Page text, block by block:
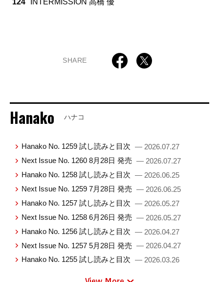
SHARE
Hanako ハナコ
Hanako No. 1259 試し読みと目次 — 2026.07.27
Next Issue No. 1260 8月28日 発売 — 2026.07.27
Hanako No. 1258 試し読みと目次 — 2026.06.25
Next Issue No. 1259 7月28日 発売 — 2026.06.25
Hanako No. 1257 試し読みと目次 — 2026.05.27
Next Issue No. 1258 6月26日 発売 — 2026.05.27
Hanako No. 1256 試し読みと目次 — 2026.04.27
Next Issue No. 1257 5月28日 発売 — 2026.04.27
Hanako No. 1255 試し読みと目次 — 2026.03.26